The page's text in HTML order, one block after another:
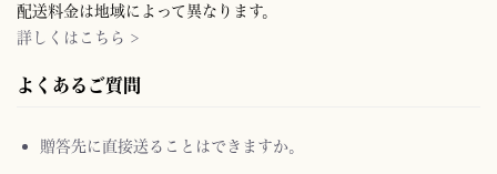
配送料金は地域によって異なります。
詳しくはこちら >
よくあるご質問
贈答先に直接送ることはできますか。